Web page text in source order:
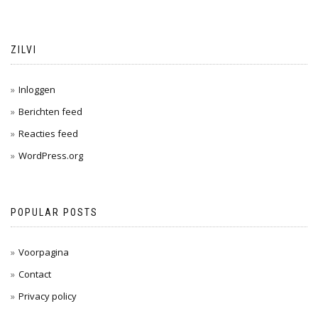
ZILVI
Inloggen
Berichten feed
Reacties feed
WordPress.org
POPULAR POSTS
Voorpagina
Contact
Privacy policy